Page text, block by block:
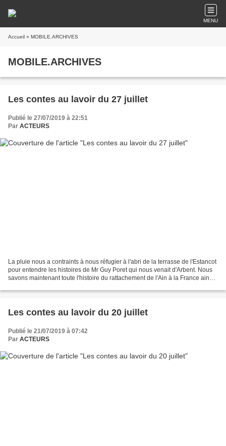
MENU
Accueil » MOBILE.ARCHIVES
MOBILE.ARCHIVES
Les contes au lavoir du 27 juillet
Publié le 27/07/2019 à 22:51
Par ACTEURS
La pluie nous a contraints à nous réfugier à l'abri de la terrasse de l'Estancot
pour entendre les histoires de Mr Guy Poret qui nous venait d'Arbent. Nous
savons maintenant toute l'histoire du rattachement de l'Ain à la France ainsi
Les contes au lavoir du 20 juillet
Publié le 21/07/2019 à 07:42
Par ACTEURS